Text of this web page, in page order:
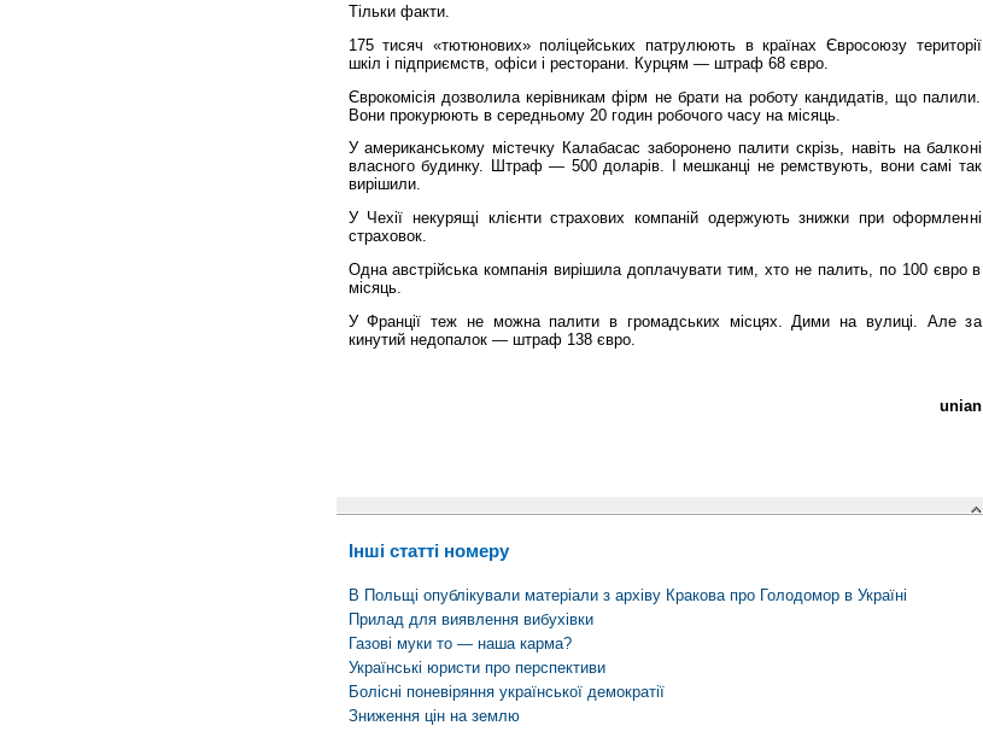
Тільки факти.
175 тисяч «тютюнових» поліцейських патрулюють в країнах Євросоюзу території
шкіл і підприємств, офіси і ресторани. Курцям — штраф 68 євро.
Єврокомісія дозволила керівникам фірм не брати на роботу кандидатів, що палили.
Вони прокурюють в середньому 20 годин робочого часу на місяць.
У американському міс­течку Калабасас заборонено палити скрізь, навіть на балконі
власного будинку. Штраф — 500 доларів. І мешканці не ремствують, вони самі так
вирішили.
У Чехії некурящі клі­єнти страхових компаній одержують знижки при оформленні
страховок.
Одна австрійська компанія вирішила доплачувати тим, хто не палить, по 100 євро в
місяць.
У Франції теж не можна палити в громадських місцях. Дими на вулиці. Але за
кинутий недопалок — штраф 138 євро.
unian
Інші статті номеру
В Польщі опублікували матеріали з архіву Кракова про Голодомор в Україні
Прилад для виявлення вибухівки
Газові муки то — наша карма?
Українські юристи про перспективи
Болісні поневіряння української демократії
Зниження цін на землю